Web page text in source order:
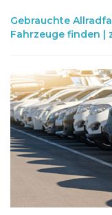
Gebrauchte
Fahrzeuge finden |